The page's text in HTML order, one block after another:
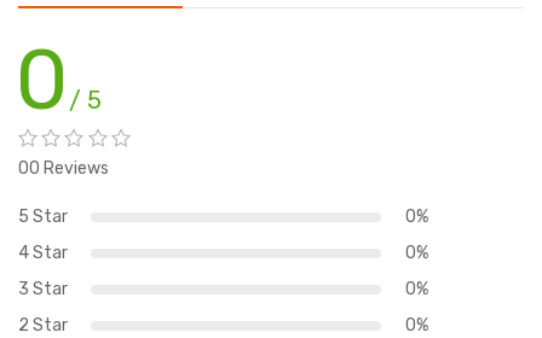
0 / 5
00 Reviews
5 Star
0%
4 Star
0%
3 Star
0%
2 Star
0%